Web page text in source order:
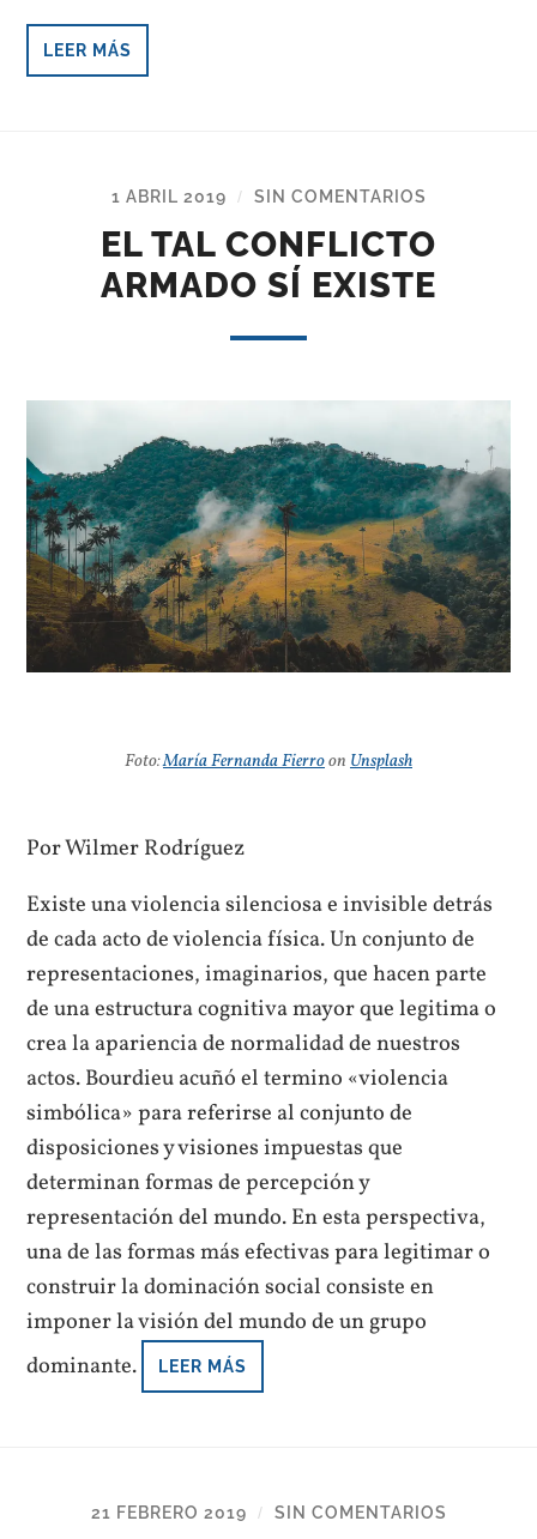
LEER MÁS
1 ABRIL 2019 / SIN COMENTARIOS
EL TAL CONFLICTO
ARMADO SÍ EXISTE
Foto:María Fernanda Fierroon Unsplash
Por Wilmer Rodríguez
Existe una violencia silenciosa e invisible detrás
de cada acto de violencia física. Un conjunto de
representaciones, imaginarios, que hacen parte
de una estructura cognitiva mayor que legitima o
crea la apariencia de normalidad de nuestros
actos. Bourdieu acuñó el termino «violencia
simbólica» para referirse al conjunto de
disposiciones y visiones impuestas que
determinan formas de percepción y
representación del mundo. En esta perspectiva,
una de las formas más efectivas para legitimar o
construir la dominación social consiste en
imponer la visión del mundo de un grupo
dominante.
LEER MÁS
21 FEBRERO 2019 / SIN COMENTARIOS